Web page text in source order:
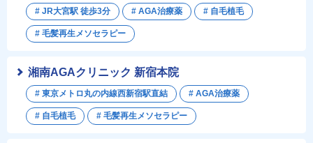
湘南AGAクリニック 新宿本院
# 東京メトロ丸の内線西新宿駅直結 # AGA治療薬
# 自毛植毛 # 毛髪再生メソセラピー
# JR大宮駅 徒歩3分 # AGA治療薬 # 自毛植毛
# 毛髪再生メソセラピー